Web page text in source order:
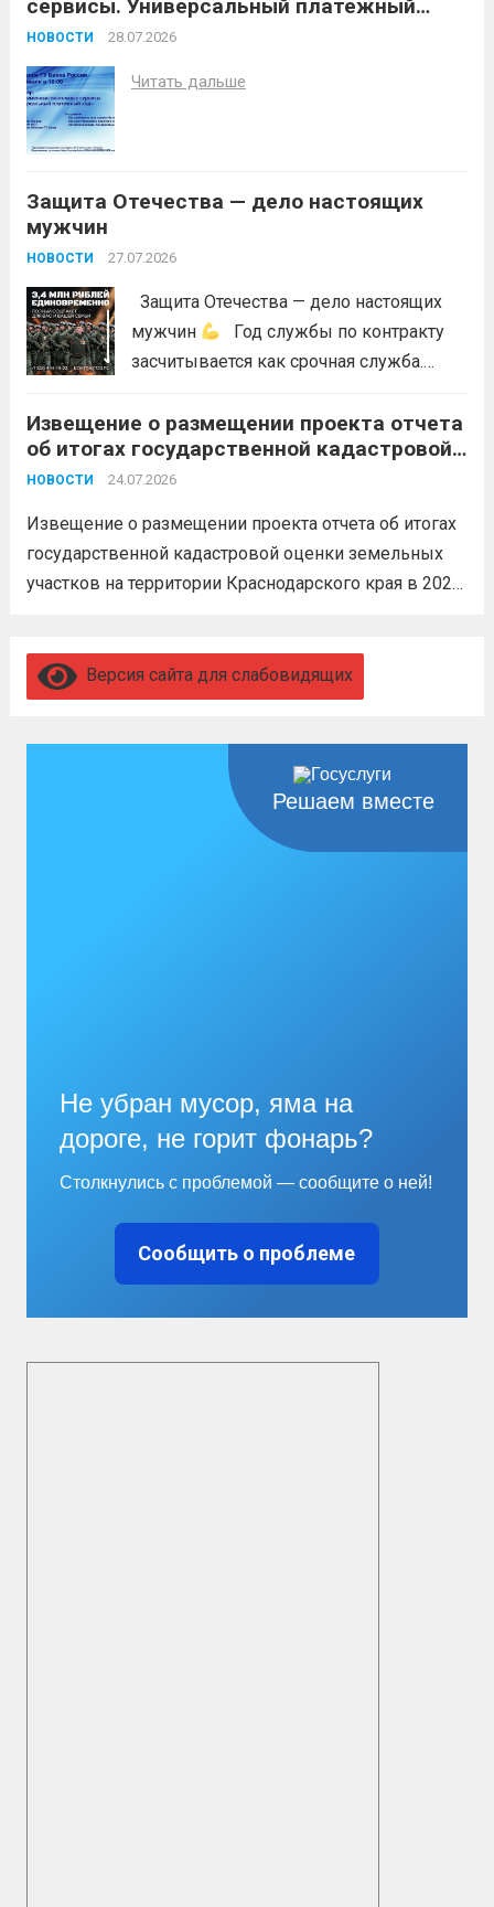
порывистый ветер), в целях
недопущения ухудшения лесопожарной
возникновений чрезвычайных
сервисы. Универсальный платежный
код»
НОВОСТИ 28.07.2026
Читать дальше
Защита Отечества — дело настоящих
мужчин
НОВОСТИ 27.07.2026
Защита Отечества — дело настоящих
мужчин
Год службы по контракту
засчитывается как срочная служба.
невозможен без вашего согласия,
увольнение по окончании срока
гарантировано. Регион предоставляет
бойцам множество мер поддержки:
3,4 млн рублей единовременно;...
Извещение о размещении проекта отчета
об итогах государственной кадастровой
оценки земельных участков на
году
НОВОСТИ 24.07.2026
Извещение о размещении проекта отчета об итогах
государственной кадастровой оценки земельных
участков на территории Краснодарского края в 2026
Версия сайта для слабовидящих
Решаем вместе
Не убран мусор, яма на
дороге, не горит фонарь?
Столкнулись с проблемой — сообщите о ней!
Сообщить о проблеме